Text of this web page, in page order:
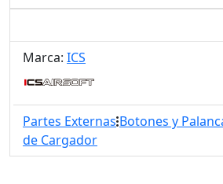
Marca: ICS
Partes Externas Botones y
de Cargador